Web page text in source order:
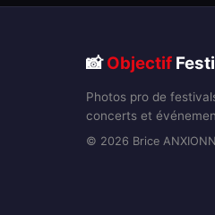
📸Objectif
Photos pro de
concerts et
© 2026 Brice